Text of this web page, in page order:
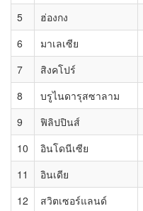
5
ฮ่องกง
6
มาเลเซีย
7
สิงคโปร์
8
บรูไนดารุสซาลาม
9
ฟิลิปปินส์
10
อินโดนีเซีย
11
อินเดีย
12
สวิตเซอร์แลนด์